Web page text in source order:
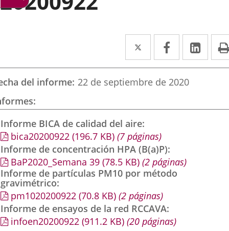
Twitter
Enlace
a
una
externa.
Facebook
Enlace
a
una
externa.
a
del informe 22 de septiembre de 2020
Informe BICA de calidad del aire
bica20200922 (196.7 KB) (7 páginas)
Informe de concentración HPA (B(a)P)
BaP2020_Semana 39 (78.5 KB) (2 páginas)
Informe de partículas PM10 por método
gravimétrico
pm1020200922 (70.8 KB) (2 páginas)
Informe de ensayos de la red RCCAVA
infoen20200922 (911.2 KB) (20 páginas)